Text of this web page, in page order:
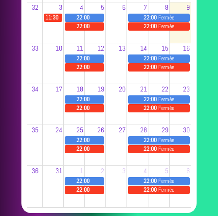
32 3 4 5 6 7 8 9
11:30 22:00 22:00 Fermée
22:00
22:00 Fermée
33 10 11 12 13 14 15 16
22:00 22:00 Fermée
22:00
22:00 Fermée
34 17 18 19 20 21 22 23
22:00 22:00 Fermée
22:00
22:00 Fermée
35 24 25 26 27 28 29 30
22:00 22:00 Fermée
22:00
22:00 Fermée
36 31 1 2 3 4 5 6
22:00 22:00 Fermée
22:00
22:00 Fermée